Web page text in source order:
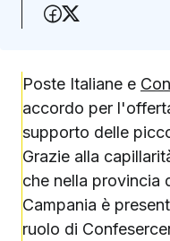
Condividi su
Poste Italiane e
accordo per
supporto delle
Grazie alla
che nella provincia
Campania è
ruolo di